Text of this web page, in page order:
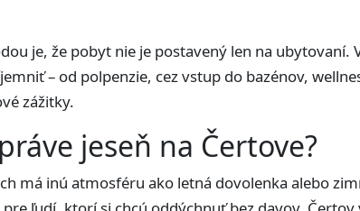
je, že pobyt nie je postavený len na ubytovaní.
– od polpenzie, cez vstup do bazénov,
zážitky.
jeseň na Čertove?
má inú atmosféru ako letná dovolenka alebo